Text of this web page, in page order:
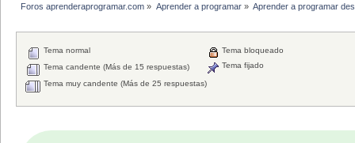
Foros aprenderaprogramar.com » Aprender a programar» Aprender a programar
Tema normal
Tema candente (Más de 15 respuestas)
Tema muy candente (Más de 25 respuestas)
Tema bloqueado
Tema fijado